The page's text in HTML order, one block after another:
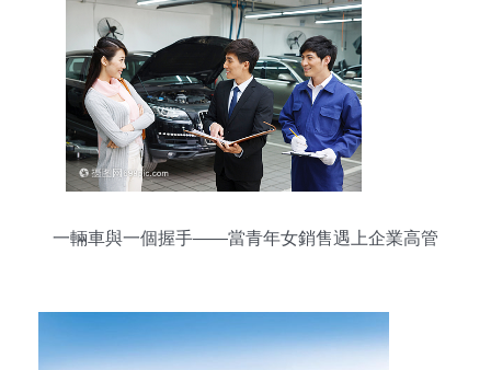
一輛車與一個握手——當青年女銷售遇上企業高管